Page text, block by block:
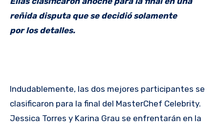
reñida disputa que se decidió solamente
por los detalles.
Indudablemente, las dos mejores participantes se
clasificaron para la final del MasterChef Celebrity.
Jessica Torres y Karina Grau se enfrentarán en la